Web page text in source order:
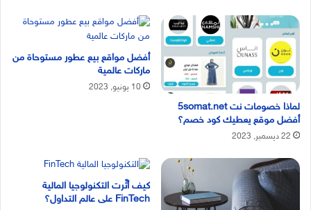
لماذا خصومات نت 5somat.net
أفضل موقع يعطيك كود خصم؟
22 ديسمبر, 2023
أفضل مواقع بيع عطور مستوحاة من
ماركات عالمية
10 يونيو, 2023
كيف أثّرت التكنولوجيا المالية
FinTech على عالم التداول؟